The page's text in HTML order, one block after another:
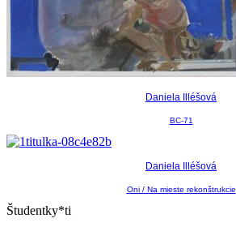
Daniela Illéšová
BC-71
Daniela Illéšová
Oni / Na mieste rekonštrukcie
Študentky*ti